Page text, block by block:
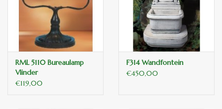
RML 5110 Bureaulamp
Vlinder
€119,00
F314 Wandfontein
€450,00